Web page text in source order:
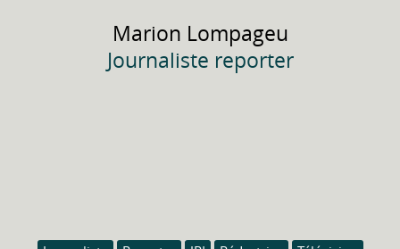
Marion Lompageu
Journaliste reporter